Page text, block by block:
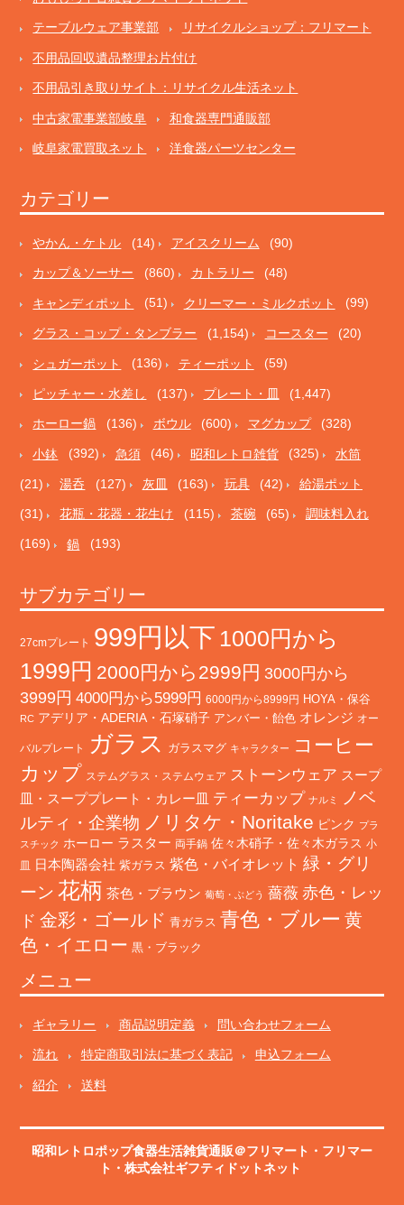
テーブルウェア事業部 リサイクルショップ：フリマート
不用品回収遺品整理お片付け
不用品引き取りサイト：リサイクル生活ネット
中古家電事業部岐阜 和食器専門通販部
岐阜家電買取ネット 洋食器パーツセンター
カテゴリー
やかん・ケトル (14) アイスクリーム (90)
カップ＆ソーサー (860) カトラリー (48)
キャンディポット (51) クリーマー・ミルクポット (99)
グラス・コップ・タンブラー (1,154) コースター (20)
シュガーポット (136) ティーポット (59)
ピッチャー・水差し (137) プレート・皿 (1,447)
ホーロー鍋 (136) ボウル (600) マグカップ (328)
小鉢 (392) 急須 (46) 昭和レトロ雑貨 (325) 水筒
(21) 湯呑 (127) 灰皿 (163) 玩具 (42) 給湯ポット
(31) 花瓶・花器・花生け (115) 茶碗 (65) 調味料入れ
(169) 鍋 (193)
サブカテゴリー
27cmプレート 999円以下 1000円から
1999円 2000円から2999円 3000円から
3999円 4000円から5999円 6000円から8999円 HOYA・保谷
RC アデリア・ADERIA・石塚硝子 アンバー・飴色 オレンジ オー
バルプレート ガラス ガラスマグ キャラクター
コーヒー
カップ ステムグラス・ステムウェア ストーンウェア スープ
皿・スーププレート・カレー皿 ティーカップ ナルミ
ノベ
ルティ・企業物 ノリタケ・Noritake ピンク プラ
スチック ホーロー ラスター 両手鍋 佐々木硝子・佐々木ガラス 小
皿
日本陶器会社 紫ガラス 紫色・バイオレット 緑・グリ
ーン 花柄 茶色・ブラウン 葡萄・ぶどう 薔薇 赤色・レッ
ド 金彩・ゴールド 青ガラス 青色・ブルー 黄
色・イエロー 黒・ブラック
メニュー
ギャラリー 商品説明定義 問い合わせフォーム
流れ 特定商取引法に基づく表記 申込フォーム
紹介 送料
昭和レトロポップ食器生活雑貨通販＠フリマート ・ フリマー
ト ・株式会社ギフティドットネット